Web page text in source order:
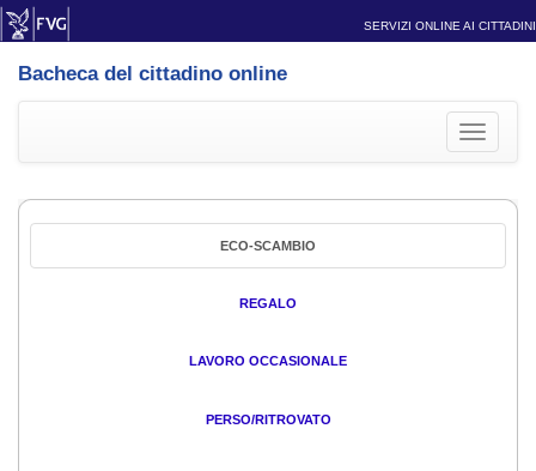
SERVIZI ONLINE AI CITTADINI
Bacheca del cittadino online
Toggle
ECO-SCAMBIO
REGALO
LAVORO OCCASIONALE
PERSO/RITROVATO